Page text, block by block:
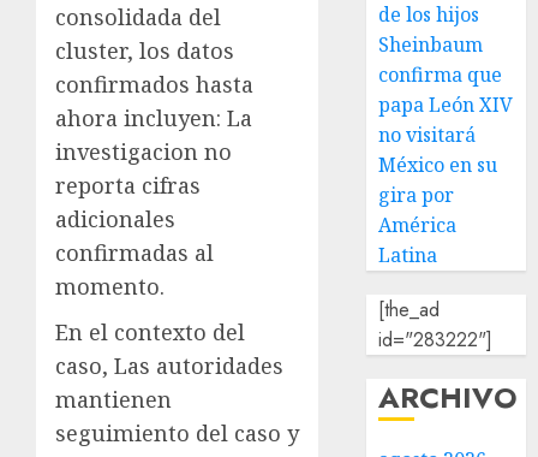
consolidada del
cluster, los datos
confirmados hasta
ahora incluyen: La
investigacion no
reporta cifras
adicionales
confirmadas al
momento.
En el contexto del
caso, Las autoridades
mantienen
seguimiento del caso y
de los hijos
Sheinbaum
confirma que
papa León XIV
no visitará
México en su
gira por
América
Latina
[the_ad
id="283222"]
ARCHIVO